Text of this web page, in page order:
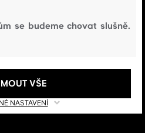
v ČR. Kupujete 100% originál.
za vrácení zboží u nás nikdy
se budeme chovat slušně.
NASTAVENÍ
VŠE